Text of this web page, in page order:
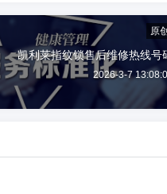
原
凯利莱指纹锁售后维修热线号
2026-3-7